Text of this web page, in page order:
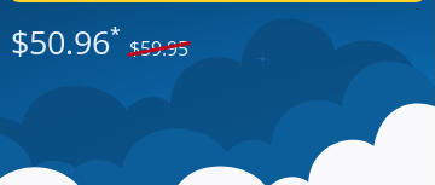
$50.96* $59.95